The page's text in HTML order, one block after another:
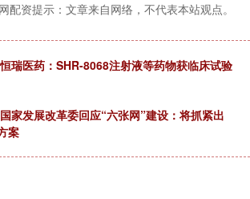
配资提示：文章来自网络，不代表本站观点。
瑞医药：SHR-8068注射液等药物获临床试验
家发展改革委回应“六张网”建设：将抓紧出
案